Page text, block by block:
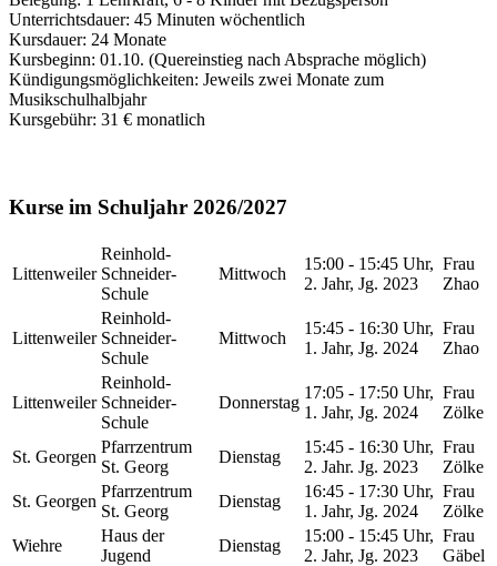
Unterrichtsdauer: 45 Minuten wöchentlich
Kursdauer: 24 Monate
Kursbeginn: 01.10. (Quereinstieg nach Absprache möglich)
Kündigungsmöglichkeiten: Jeweils zwei Monate zum
Musikschulhalbjahr
Kursgebühr: 31 € monatlich
Kurse im Schuljahr 2026/2027
Littenweiler
Reinhold-
Schneider-
Schule
Mittwoch
15:00 - 15:45 Uhr,
2. Jahr, Jg. 2023
Frau
Zhao
Littenweiler
Reinhold-
Schneider-
Schule
Mittwoch
15:45 - 16:30 Uhr,
1. Jahr, Jg. 2024
Frau
Zhao
Littenweiler
Reinhold-
Schneider-
Schule
Donnerstag
17:05 - 17:50 Uhr,
1. Jahr, Jg. 2024
Frau
Zölke
St. Georgen
Pfarrzentrum
St. Georg
Dienstag
15:45 - 16:30 Uhr,
2. Jahr. Jg. 2023
Frau
Zölke
St. Georgen
Pfarrzentrum
St. Georg
Dienstag
16:45 - 17:30 Uhr,
1. Jahr, Jg. 2024
Frau
Zölke
Wiehre
Haus der
Jugend
Dienstag
15:00 - 15:45 Uhr,
2. Jahr, Jg. 2023
Frau
Gäbel